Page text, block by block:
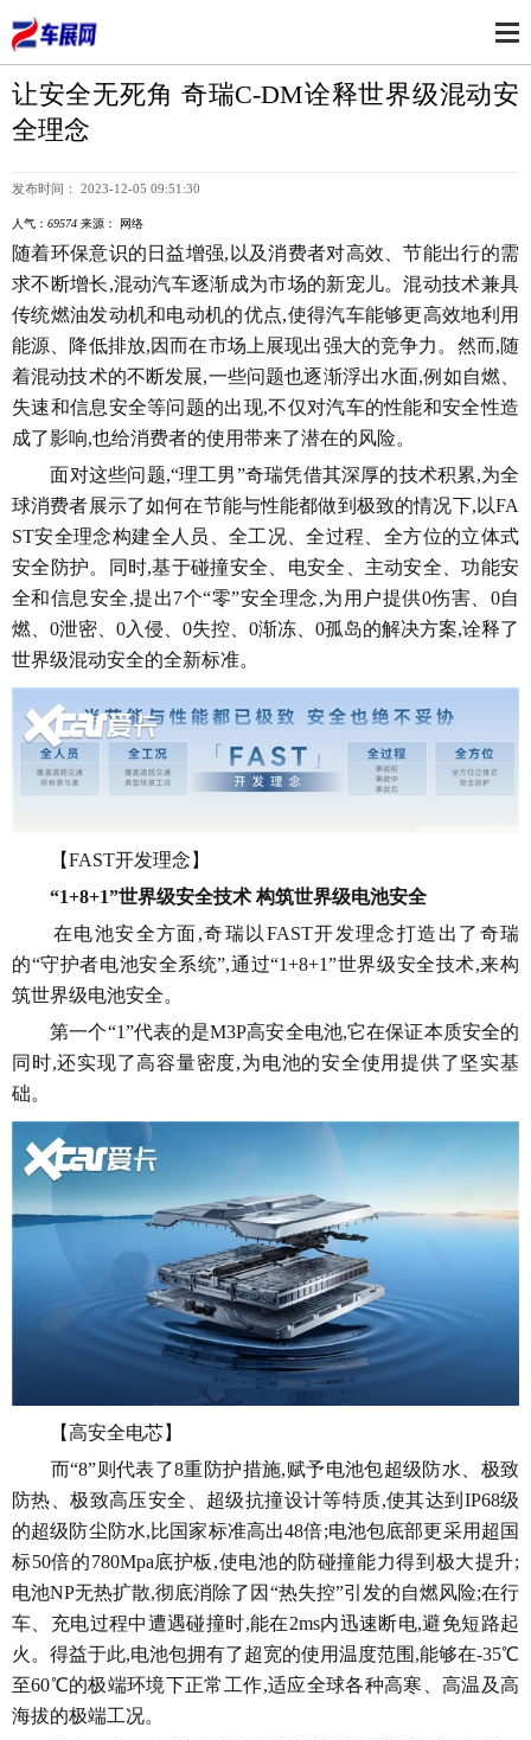
让安全无死角 奇瑞C-DM诠释世界级混动安
全理念
发布时间： 2023-12-05 09:51:30
人气： 69574 来源： 网络
随着环保意识的日益增强,以及消费者对高效、节能出行的需
求不断增长,混动汽车逐渐成为市场的新宠儿。混动技术兼具
传统燃油发动机和电动机的优点,使得汽车能够更高效地利用
能源、降低排放,因而在市场上展现出强大的竞争力。然而,随
着混动技术的不断发展,一些问题也逐渐浮出水面,例如自燃、
失速和信息安全等问题的出现,不仅对汽车的性能和安全性造
成了影响,也给消费者的使用带来了潜在的风险。
面对这些问题,“理工男”奇瑞凭借其深厚的技术积累,为全
球消费者展示了如何在节能与性能都做到极致的情况下,以FA
ST安全理念构建全人员、全工况、全过程、全方位的立体式
安全防护。同时,基于碰撞安全、电安全、主动安全、功能安
全和信息安全,提出7个“零”安全理念,为用户提供0伤害、0自
燃、0泄密、0入侵、0失控、0渐冻、0孤岛的解决方案,诠释了
世界级混动安全的全新标准。
【FAST开发理念】
“1+8+1”世界级安全技术 构筑世界级电池安全
在电池安全方面,奇瑞以FAST开发理念打造出了奇瑞
的“守护者电池安全系统”,通过“1+8+1”世界级安全技术,来构
筑世界级电池安全。
第一个“1”代表的是M3P高安全电池,它在保证本质安全的
同时,还实现了高容量密度,为电池的安全使用提供了坚实基
础。
【高安全电芯】
而“8”则代表了8重防护措施,赋予电池包超级防水、极致
防热、极致高压安全、超级抗撞设计等特质,使其达到IP68级
的超级防尘防水,比国家标准高出48倍;电池包底部更采用超国
标50倍的780Mpa底护板,使电池的防碰撞能力得到极大提升;
电池NP无热扩散,彻底消除了因“热失控”引发的自燃风险;在行
车、充电过程中遭遇碰撞时,能在2ms内迅速断电,避免短路起
火。得益于此,电池包拥有了超宽的使用温度范围,能够在-35℃
至60℃的极端环境下正常工作,适应全球各种高寒、高温及高
海拔的极端工况。